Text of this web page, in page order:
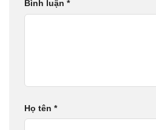
Bình luận *
Họ tên *